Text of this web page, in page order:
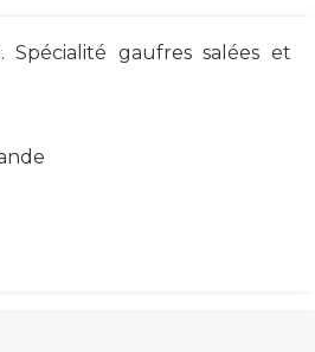
Spécialité gaufres salées et